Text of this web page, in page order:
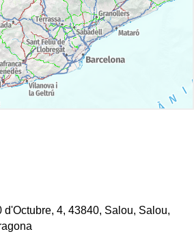
d'Octubre, 4, 43840, Salou, Salou,